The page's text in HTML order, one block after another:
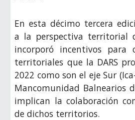
En esta décimo tercera
a la perspectiva territorial
incorporó incentivos para
territoriales que la DARS
2022 como son el eje Sur
Mancomunidad Balnearios
implican la colaboración
de dichos territorios.